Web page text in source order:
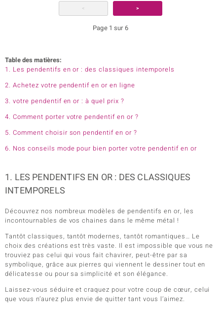
< >
Page 1 sur 6
Table des matières:
1. Les pendentifs en or : des classiques intemporels
2. Achetez votre pendentif en or en ligne
3. votre pendentif en or : à quel prix ?
4. Comment porter votre pendentif en or ?
5. Comment choisir son pendentif en or ?
6. Nos conseils mode pour bien porter votre pendentif en or
1. LES PENDENTIFS EN OR : DES CLASSIQUES
INTEMPORELS
Découvrez nos nombreux modèles de pendentifs en or, les
incontournables de vos chaines dans le même métal !
Tantôt classiques, tantôt modernes, tantôt romantiques… Le
choix des créations est très vaste. Il est impossible que vous ne
trouviez pas celui qui vous fait chavirer, peut-être par sa
symbolique, grâce aux pierres qui viennent le dessiner tout en
délicatesse ou pour sa simplicité et son élégance.
Laissez-vous séduire et craquez pour votre coup de cœur, celui
que vous n’aurez plus envie de quitter tant vous l’aimez.